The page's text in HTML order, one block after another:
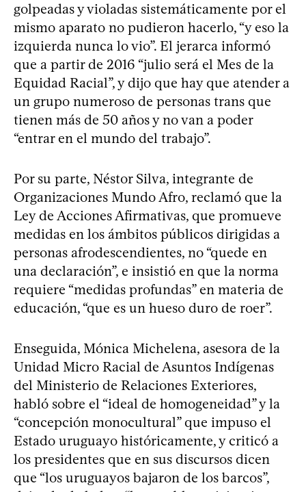
golpeadas y violadas sistemáticamente por el
mismo aparato no pudieron hacerlo, “y eso la
izquierda nunca lo vio”. El jerarca informó
que a partir de 2016 “julio será el Mes de la
Equidad Racial”, y dijo que hay que atender a
un grupo numeroso de personas trans que
tienen más de 50 años y no van a poder
“entrar en el mundo del trabajo”.
Por su parte, Néstor Silva, integrante de
Organizaciones Mundo Afro, reclamó que la
Ley de Acciones Afirmativas, que promueve
medidas en los ámbitos públicos dirigidas a
personas afrodescendientes, no “quede en
una declaración”, e insistió en que la norma
requiere “medidas profundas” en materia de
educación, “que es un hueso duro de roer”.
Enseguida, Mónica Michelena, asesora de la
Unidad Micro Racial de Asuntos Indígenas
del Ministerio de Relaciones Exteriores,
habló sobre el “ideal de homogeneidad” y la
“concepción monocultural” que impuso el
Estado uruguayo históricamente, y criticó a
los presidentes que en sus discursos dicen
que “los uruguayos bajaron de los barcos”,